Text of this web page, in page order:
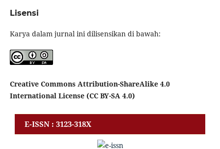
Lisensi
Karya dalam jurnal ini dilisensikan di bawah:
Creative Commons Attribution-ShareAlike 4.0
International License (CC BY-SA 4.0)
E-ISSN : 3123-318X